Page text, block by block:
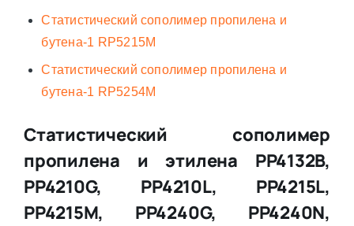
Статистический сополимер пропилена и
бутена-1 RP5215M
Статистический сополимер пропилена и
бутена-1 RP5254M
Статистический сополимер
пропилена и этилена PP4132B,
PP4210G, PP4210L, PP4215L,
PP4215M, PP4240G, PP4240N,